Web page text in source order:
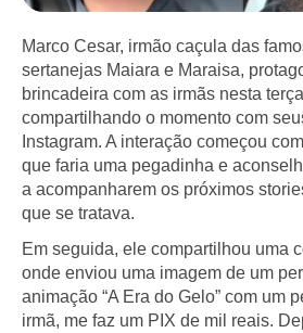
Marco Cesar, irmão caçula das
sertanejas Maiara e Maraisa,
brincadeira com as irmãs nesta
compartilhando o momento com
Instagram. A interação começou
que faria uma pegadinha e
a acompanharem os próximos
que se tratava.
Em seguida, ele compartilhou uma
onde enviou uma imagem de um
animação “A Era do Gelo” com um
irmã, me faz um PIX de mil reais.